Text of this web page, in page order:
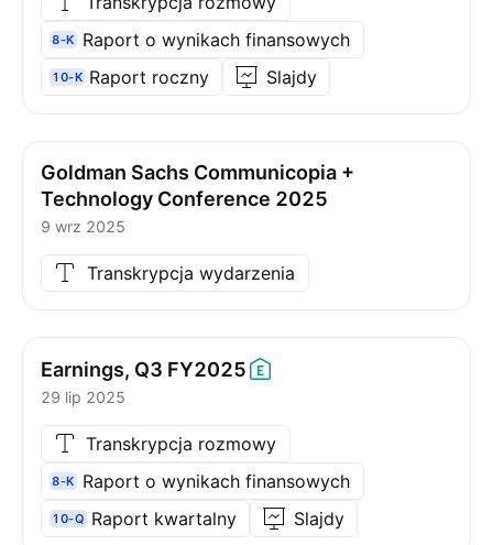
8-K Raport o wynikach finansowych
10-K Raport roczny Slajdy
Goldman Sachs Communicopia +
Technology Conference 2025
9 wrz 2025
Transkrypcja wydarzenia
Earnings, Q3 FY2025
29 lip 2025
Transkrypcja rozmowy
8-K Raport o wynikach finansowych
10-Q Raport kwartalny Slajdy